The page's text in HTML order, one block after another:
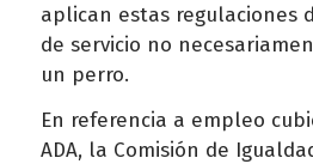
aplican estas regulaciones
de servicio no
un perro.
En referencia a empleo
ADA, la Comisión de